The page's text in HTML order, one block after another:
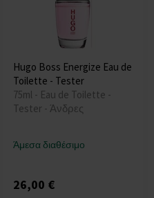
Hugo Boss Energize Eau de
Toilette - Tester
75ml - Eau de Toilette -
Tester - Άνδρες
Άμεσα διαθέσιμο
26,00 €